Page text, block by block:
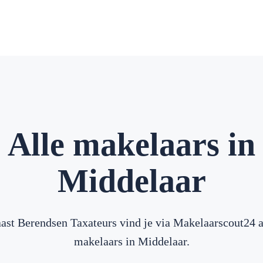
Alle makelaars in
Middelaar
Berendsen Taxateurs vind je via Makelaarscout24
makelaars in Middelaar.